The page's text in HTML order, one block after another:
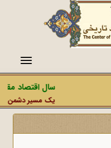
منو
سال اقتصاد
یک مسیر دشمن،